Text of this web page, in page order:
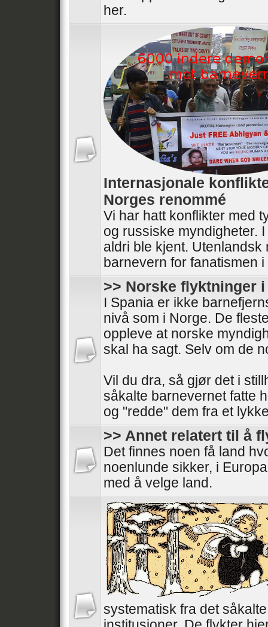
her.
Internasjonale
Norges renommé
Vi har hatt konflikter med
og russiske myndigheter.
aldri ble kjent.
barnevern for fanatismen
>> Norske flyktninger i
I Spania er ikke
nivå som i Norge. De
oppleve at norske
skal ha sagt. Selv om de
Vil du dra, så gjør det i
såkalte barnevernet fatte
og "redde" dem fra et
>> Annet relatert til å
Det finnes noen få land
noenlunde sikker, i
med å velge land.
systematisk fra det